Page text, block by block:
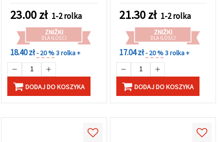
23.00zł 1-2 rolka
ZNIŻKI
DLA ILOŚCI
18.40 zł- 20 %3 rolka +
DODAJ DO KOSZYKA
21.30zł 1-2 rolka
ZNIŻKI
DLA ILOŚCI
17.04 zł- 20 %3 rolka +
DODAJ DO KOSZYKA